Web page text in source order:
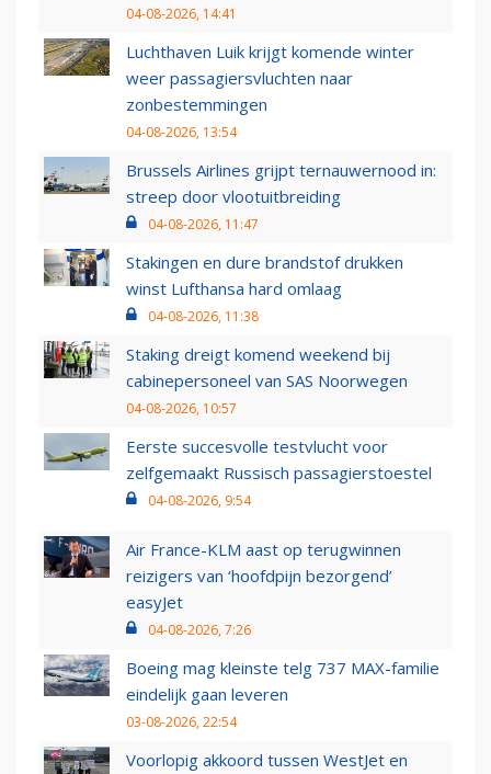
04-08-2026, 14:41
Luchthaven Luik krijgt komende winter
weer passagiersvluchten naar
zonbestemmingen
04-08-2026, 13:54
Brussels Airlines grijpt ternauwernood in:
streep door vlootuitbreiding
04-08-2026, 11:47
Stakingen en dure brandstof drukken
winst Lufthansa hard omlaag
04-08-2026, 11:38
Staking dreigt komend weekend bij
cabinepersoneel van SAS Noorwegen
04-08-2026, 10:57
Eerste succesvolle testvlucht voor
zelfgemaakt Russisch passagierstoestel
04-08-2026, 9:54
Air France-KLM aast op terugwinnen
reizigers van ‘hoofdpijn bezorgend’
easyJet
04-08-2026, 7:26
Boeing mag kleinste telg 737 MAX-familie
eindelijk gaan leveren
03-08-2026, 22:54
Voorlopig akkoord tussen WestJet en